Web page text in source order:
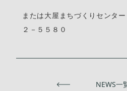
または大屋まちづくりセンタ
２－５５８０
NEWS一